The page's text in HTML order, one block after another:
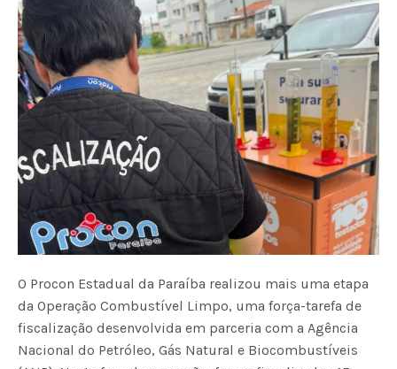
O Procon Estadual da Paraíba realizou mais uma etapa
da Operação Combustível Limpo, uma força-tarefa de
fiscalização desenvolvida em parceria com a Agência
Nacional do Petróleo, Gás Natural e Biocombustíveis